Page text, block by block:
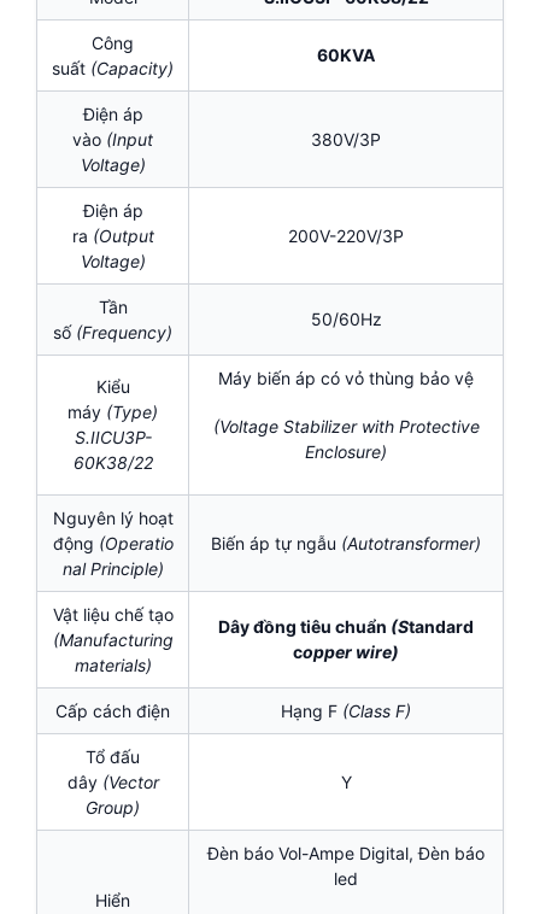
Công
suất (Capacity)
60KVA
Điện áp
vào (Input
Voltage)
380V/3P
Điện áp
ra (Output
Voltage)
200V-220V/3P
Tần
số (Frequency)
50/60Hz
Kiểu
máy (Type)
S.IICU3P-
60K38/22
Máy biến áp có vỏ thùng bảo vệ
(Voltage Stabilizer with Protective
Enclosure)
Nguyên lý hoạt
động (Operatio
nal Principle)
Biến áp tự ngẫu (Autotransformer)
Vật liệu chế tạo
(Manufacturing
materials)
Dây đồng tiêu chuẩn (Standard
copper wire)
Cấp cách điện Hạng F (Class F)
Tổ đấu
dây (Vector
Group)
Y
Hiển
Đèn báo Vol-Ampe Digital, Đèn báo
led